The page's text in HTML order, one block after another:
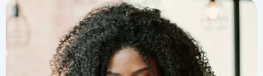
Accepter
Decline